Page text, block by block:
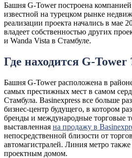
Башня G-Tower построена
известной на турецком рынке
реализации проекта начались в мае
владеет собственностью других
и Wanda Vista в Стамбуле.
Где находится G-Tower
Башня G-Tower расположена в
самых престижных мест в самом
Стамбула. Basinexpress все больше
бизнес-центр будущего, в котором
бренды и международные торговые
выставленная на продажу в
непосредственной близости от
автомагистралей. Линия метро
проектным домом.